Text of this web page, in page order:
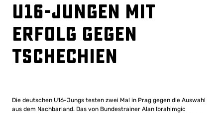
U16-Jungen mit
Erfolg gegen
Tschechien
Die deutschen U16-Jungs testen zwei Mal in Prag gegen die Auswahl
aus dem Nachbarland. Das von Bundestrainer Alan Ibrahimgic